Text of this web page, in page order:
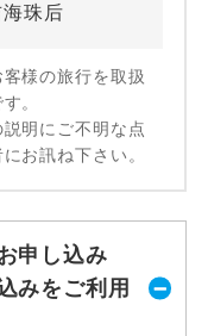
珠后
様の旅行を取扱
。
明にご不明な点
お訊ね下さい。
申し込み
みをご利用